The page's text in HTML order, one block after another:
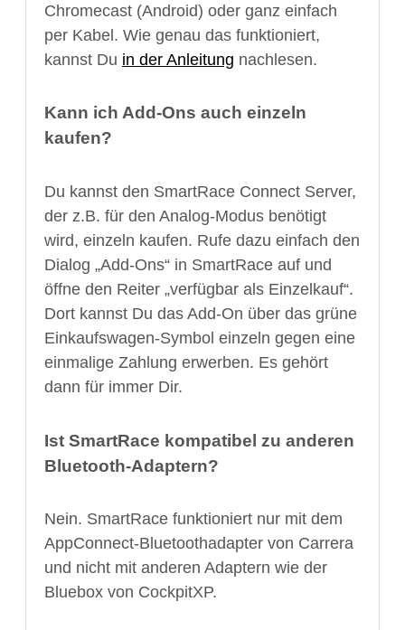
Chromecast (Android) oder ganz einfach
per Kabel. Wie genau das funktioniert,
kannst Du in der Anleitung nachlesen.
Kann ich Add-Ons auch einzeln
kaufen?
Du kannst den SmartRace Connect Server,
der z.B. für den Analog-Modus benötigt
wird, einzeln kaufen. Rufe dazu einfach den
Dialog „Add-Ons“ in SmartRace auf und
öffne den Reiter „verfügbar als Einzelkauf“.
Dort kannst Du das Add-On über das grüne
Einkaufswagen-Symbol einzeln gegen eine
einmalige Zahlung erwerben. Es gehört
dann für immer Dir.
Ist SmartRace kompatibel zu anderen
Bluetooth-Adaptern?
Nein. SmartRace funktioniert nur mit dem
AppConnect-Bluetoothadapter von Carrera
und nicht mit anderen Adaptern wie der
Bluebox von CockpitXP.